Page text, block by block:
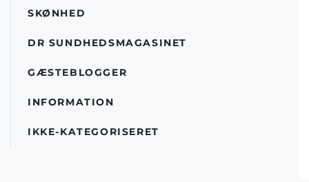
SKØNHED
DR SUNDHEDSMAGASINET
GÆSTEBLOGGER
INFORMATION
IKKE-KATEGORISERET